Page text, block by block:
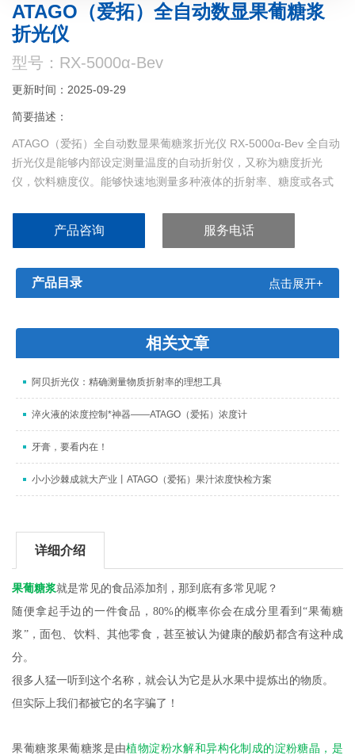
ATAGO（爱拓）全自动数显果葡糖浆
折光仪
型号：RX-5000α-Bev
更新时间：2025-09-29
简要描述：
ATAGO（爱拓）全自动数显果葡糖浆折光仪 RX-5000α-Bev 全自动
折光仪是能够内部设定测量温度的自动折射仪，又称为糖度折光
仪，饮料糖度仪。能够快速地测量多种液体的折射率、糖度或各式
产品咨询 服务电话
产品目录 点击展开+
相关文章
阿贝折光仪：精确测量物质折射率的理想工具
淬火液的浓度控制*神器——ATAGO（爱拓）浓度计
牙膏，要看内在！
小小沙棘成就大产业丨ATAGO（爱拓）果汁浓度快检方案
详细介绍
果葡糖浆就是常见的食品添加剂，那到底有多常见呢？
随便拿起手边的一件食品，80%的概率你会在成分里看到“果葡糖
浆”，面包、饮料、其他零食，甚至被认为健康的酸奶都含有这种成
分。
很多人猛一听到这个名称，就会认为它是从水果中提炼出的物质。
但实际上我们都被它的名字骗了！
果葡糖浆果葡糖浆是由植物淀粉水解和异构化制成的淀粉糖晶，是